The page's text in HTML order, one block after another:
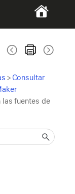
> Consultar
las fuentes de